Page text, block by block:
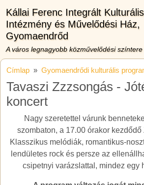
Kállai Ferenc Integrált Kulturális
Intézmény és Művelődési Ház,
Gyomaendrőd
A város legnagyobb közművelődési színtere
Címlap Gyomaendrődi kulturális
Tavaszi Zzzsongás -
koncert
Nagy szeretettel várunk
szombaton, a 17.00 órakor
Klasszikus melódiák, romantikus-
lendületes rock és persze az
csipetnyi varázslattal, mindez egy